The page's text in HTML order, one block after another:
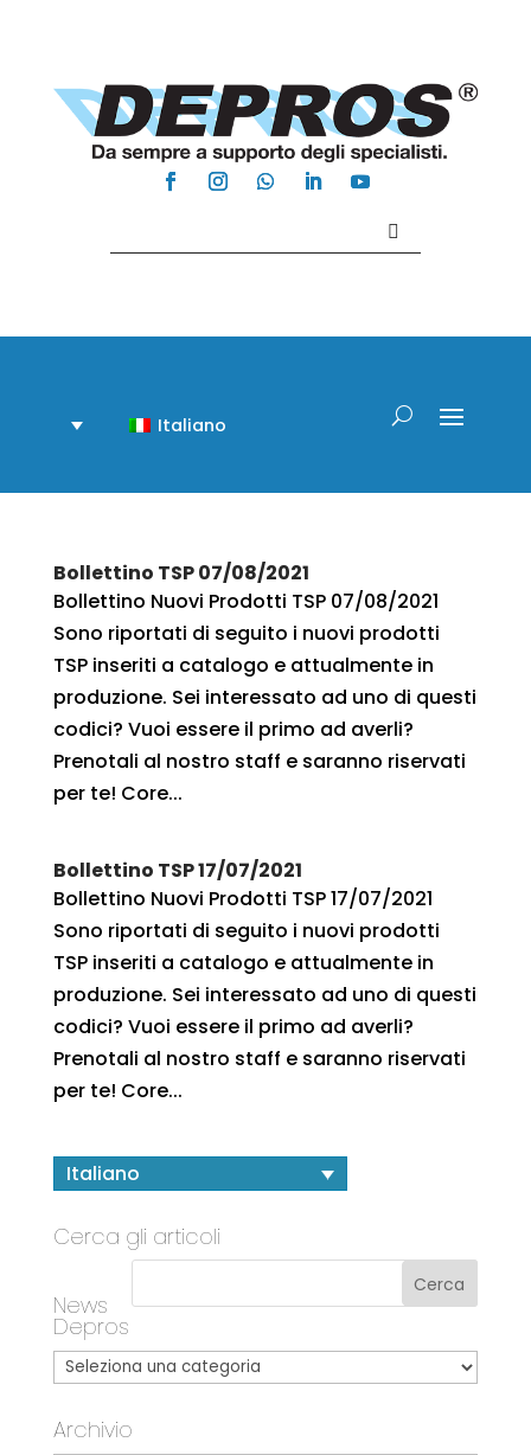
Italiano
Bollettino TSP 07/08/2021
Bollettino Nuovi Prodotti TSP 07/08/2021
Sono riportati di seguito i nuovi prodotti
TSP inseriti a catalogo e attualmente in
produzione. Sei interessato ad uno di questi
codici? Vuoi essere il primo ad averli?
Prenotali al nostro staff e saranno riservati
per te! Core...
Bollettino TSP 17/07/2021
Bollettino Nuovi Prodotti TSP 17/07/2021
Sono riportati di seguito i nuovi prodotti
TSP inseriti a catalogo e attualmente in
produzione. Sei interessato ad uno di questi
codici? Vuoi essere il primo ad averli?
Prenotali al nostro staff e saranno riservati
per te! Core...
Italiano
Cerca gli articoli
News
Depros
Archivio